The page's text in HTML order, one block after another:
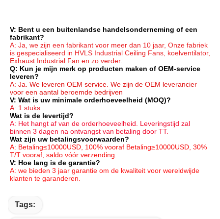
V: Bent u een buitenlandse handelsonderneming of een
fabrikant?
A: Ja, we zijn een fabrikant voor meer dan 10 jaar, Onze fabriek
is gespecialiseerd in HVLS Industrial Ceiling Fans, koelventilator,
Exhaust Industrial Fan en zo verder.
Q: Kun je mijn merk op producten maken of OEM-service
leveren?
A: Ja. We leveren OEM service. We zijn de OEM leverancier
voor een aantal beroemde bedrijven
V: Wat is uw minimale orderhoeveelheid (MOQ)?
A: 1 stuks
Wat is de levertijd?
A: Het hangt af van de orderhoeveelheid. Leveringstijd zal
binnen 3 dagen na ontvangst van betaling door TT.
Wat zijn uw betalingsvoorwaarden?
A: Betaling≤10000USD, 100% vooraf Betaling≥10000USD, 30%
T/T vooraf, saldo vóór verzending.
V: Hoe lang is de garantie?
A: we bieden 3 jaar garantie om de kwaliteit voor wereldwijde
klanten te garanderen.
Tags: